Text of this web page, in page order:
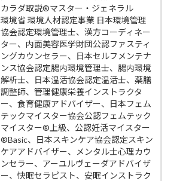
カラダ取説®マスター・ジェネラル
環境省 環境人材認定事業 日本環境管理
協会認定環境管理士、漢方コーディネー
ター、内面美容医学財団公認ファスティ
ングカウンセラー、日本セルフメンテナ
ンス協会認定腸内環境管理士、腸内環境
解析士、日本温活協会認定温活士、薬膳
調整師、管理健康栄養インストラクタ
ー、食育健康アドバイザー、日本フェム
テックマイスター協会公認フェムテック
マイスター®上級、公認妊活マイスター
®Basic、日本スキンケア協会認定スキン
ケアアドバイザー、メンタル士心理カウ
ンセラー、アーユルヴェーダアドバイザ
ー、快眠セラピスト、安眠インストラク